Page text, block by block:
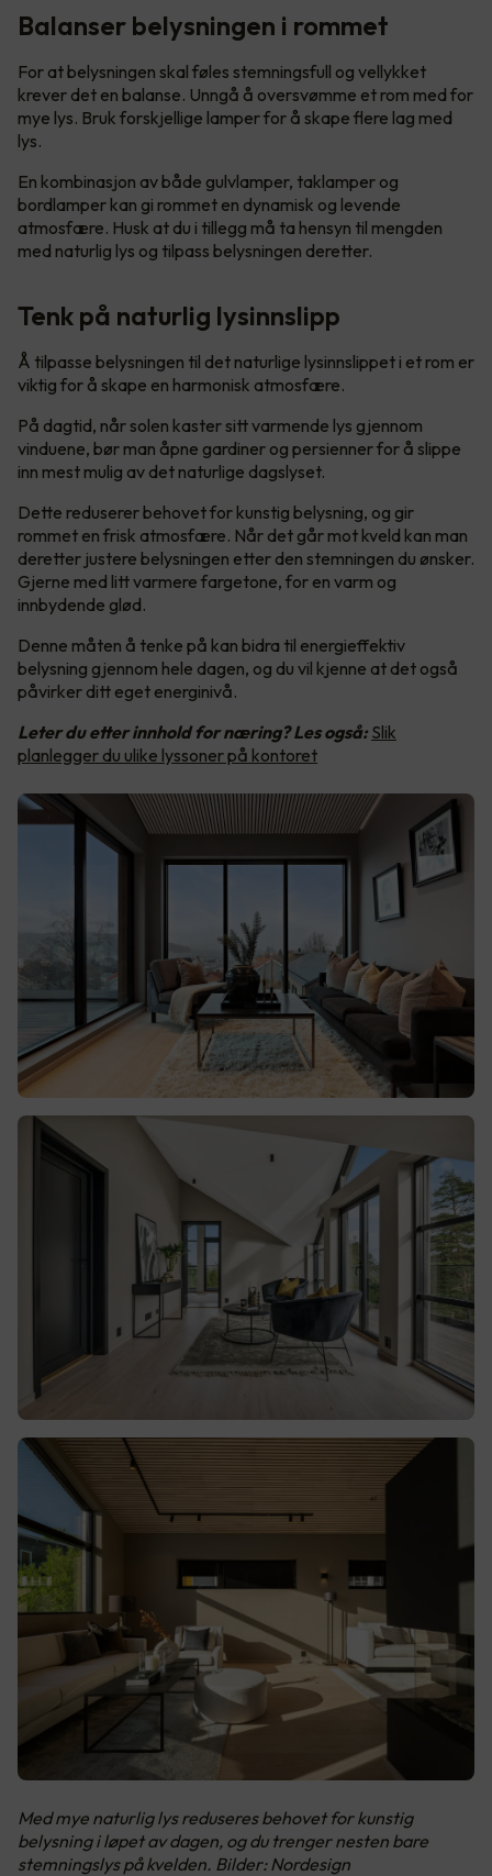
Balanser belysningen i rommet
For at belysningen skal føles stemningsfull og vellykket
krever det en balanse. Unngå å oversvømme et rom med for
mye lys. Bruk forskjellige lamper for å skape flere lag med
lys.
En kombinasjon av både gulvlamper, taklamper og
bordlamper kan gi rommet en dynamisk og levende
atmosfære. Husk at du i tillegg må ta hensyn til mengden
med naturlig lys og tilpass belysningen deretter.
Tenk på naturlig lysinnslipp
Å tilpasse belysningen til det naturlige lysinnslippet i et rom er
viktig for å skape en harmonisk atmosfære.
På dagtid, når solen kaster sitt varmende lys gjennom
vinduene, bør man åpne gardiner og persienner for å slippe
inn mest mulig av det naturlige dagslyset.
Dette reduserer behovet for kunstig belysning, og gir
rommet en frisk atmosfære. Når det går mot kveld kan man
deretter justere belysningen etter den stemningen du ønsker.
Gjerne med litt varmere fargetone, for en varm og
innbydende glød.
Denne måten å tenke på kan bidra til energieffektiv
belysning gjennom hele dagen, og du vil kjenne at det også
påvirker ditt eget energinivå.
Leter du etter innhold for næring? Les også: Slik
planlegger du ulike lyssoner på kontoret
Med mye naturlig lys reduseres behovet for kunstig
belysning i løpet av dagen, og du trenger nesten bare
stemningslys på kvelden. Bilder: Nordesign